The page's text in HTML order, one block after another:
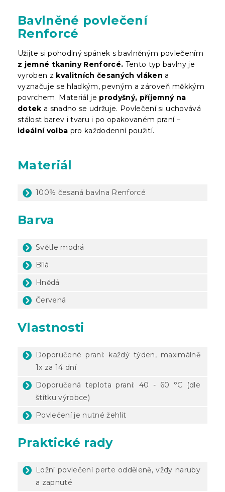
Bavlněné povlečení
Renforcé
Užijte si pohodlný spánek s bavlněným povlečením
z jemné tkaniny Renforcé. Tento typ bavlny je
vyroben z kvalitních česaných vláken a
vyznačuje se hladkým, pevným a zároveň měkkým
povrchem. Materiál je prodyšný, příjemný na
dotek a snadno se udržuje. Povlečení si uchovává
stálost barev i tvaru i po opakovaném praní –
ideální volba pro každodenní použití.
Materiál
100% česaná bavlna Renforcé
Barva
Světle modrá
Bílá
Hnědá
Červená
Vlastnosti
Doporučené praní: každý týden, maximálně
1x za 14 dní
Doporučená teplota praní: 40 - 60 °C (dle
štítku výrobce)
Povlečení je nutné žehlit
Praktické rady
Ložní povlečení perte odděleně, vždy naruby
a zapnuté